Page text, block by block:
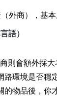
外商），基
語）
則會額外採
環境是否穩
物品後，你